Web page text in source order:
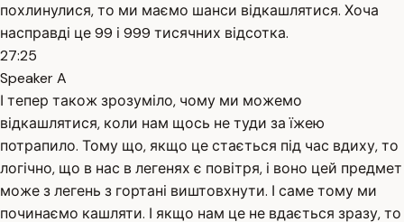
похлинулися, то ми маємо шанси відкашлятися. Хоча
насправді це 99 і 999 тисячних відсотка.
27:25
Speaker A
І тепер також зрозуміло, чому ми можемо
відкашлятися, коли нам щось не туди за їжею
потрапило. Тому що, якщо це стається під час вдиху, то
логічно, що в нас в легенях є повітря, і воно цей предмет
може з легень з гортані виштовхнути. І саме тому ми
починаємо кашляти. І якщо нам це не вдається зразу, то